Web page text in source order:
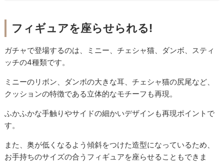
フィギュアを座らせられる!
ガチャで登場するのは、ミニー、チェシャ猫、ダンボ、スティ
ッチの4種類です。
ミニーのリボン、ダンボの大きな耳、チェシャ猫の尻尾など、
クッションの特徴である立体的なモチーフも再現。
ふかふかな手触りやサイドの細かいデザインも再現ポイントで
す。
また、奥が低くなるよう傾斜をつけた造型になっているため、
お手持ちのサイズの合うフィギュアを座らせることもできま